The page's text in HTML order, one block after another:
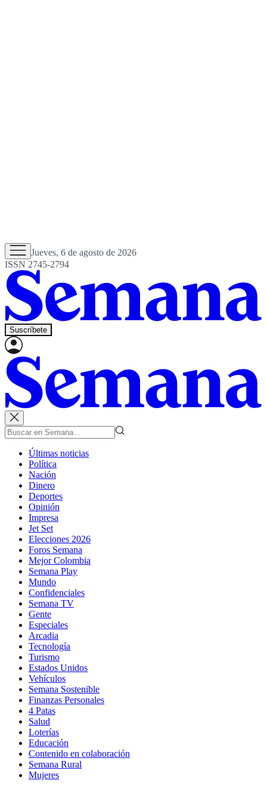
Jueves, 6 de agosto de 2026
ISSN 2745-2794
Suscríbete
Últimas noticias
Política
Nación
Dinero
Deportes
Opinión
Impresa
Jet Set
Elecciones 2026
Foros Semana
Mejor Colombia
Semana Play
Mundo
Confidenciales
Semana TV
Gente
Especiales
Arcadia
Tecnología
Turismo
Estados Unidos
Vehículos
Semana Sostenible
Finanzas Personales
4 Patas
Salud
Loterías
Educación
Contenido en colaboración
Semana Rural
Mujeres